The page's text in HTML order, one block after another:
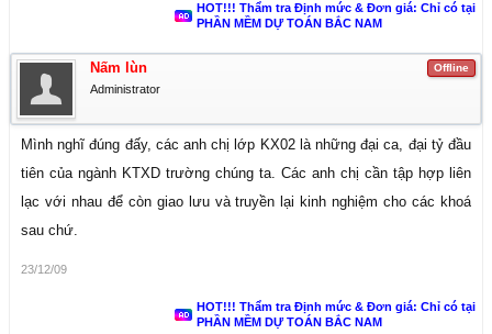
HOT!!! Thẩm tra Định mức & Đơn giá: Chỉ có tại
PHẦN MỀM DỰ TOÁN BẮC NAM
Offline
Nấm lùn
Administrator
Mình nghĩ đúng đấy, các anh chị lớp KX02 là những đại ca, đại tỷ đầu
tiên của ngành KTXD trường chúng ta. Các anh chị cần tập hợp liên
lạc với nhau để còn giao lưu và truyền lại kinh nghiệm cho các khoá
sau chứ.
23/12/09
HOT!!! Thẩm tra Định mức & Đơn giá: Chỉ có tại
PHẦN MỀM DỰ TOÁN BẮC NAM